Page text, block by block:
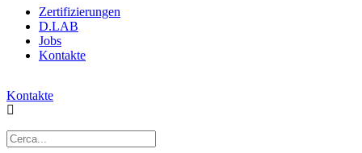
Zertifizierungen
D.LAB
Jobs
Kontakte
Kontakte